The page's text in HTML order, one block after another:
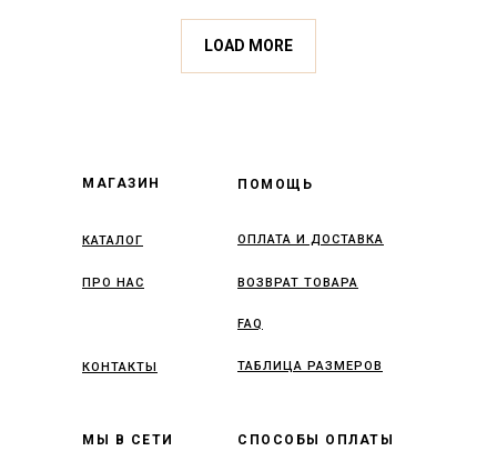
LOAD MORE
МАГАЗИН ПОМОЩЬ
ОПЛАТА И ДОСТАВКА
ВОЗВРАТ ТОВАРА
FAQ
ТАБЛИЦА РАЗМЕРОВ
МЫ В СЕТИ СПОСОБЫ ОПЛАТЫ
КОНТАКТЫ
ПРО НАС
КАТАЛОГ